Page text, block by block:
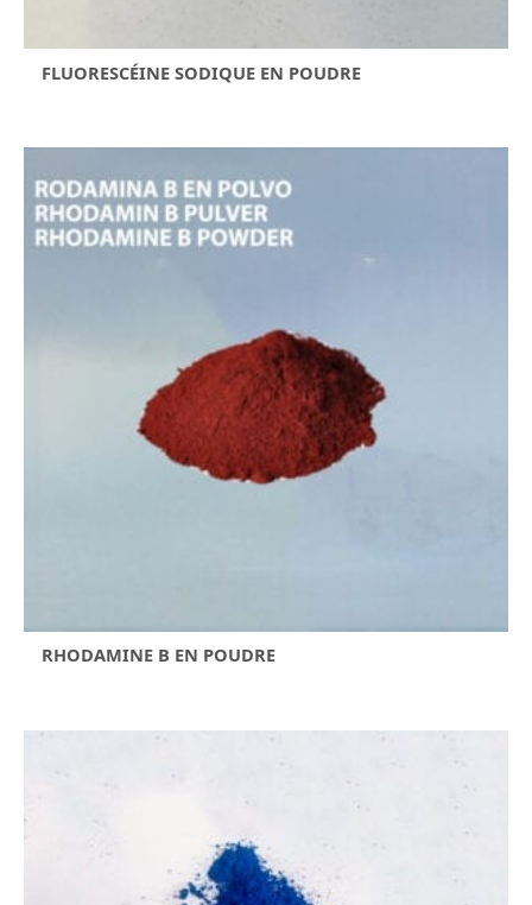
FLUORESCÉINE SODIQUE EN POUDRE
RHODAMINE B EN POUDRE